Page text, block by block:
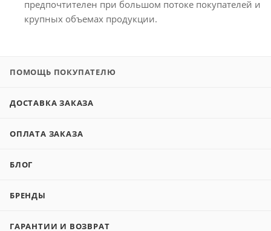
предпочтителен при большом потоке покупателей и
крупных объемах продукции.
ПОМОЩЬ ПОКУПАТЕЛЮ
ДОСТАВКА ЗАКАЗА
ОПЛАТА ЗАКАЗА
БЛОГ
БРЕНДЫ
ГАРАНТИИ И ВОЗВРАТ